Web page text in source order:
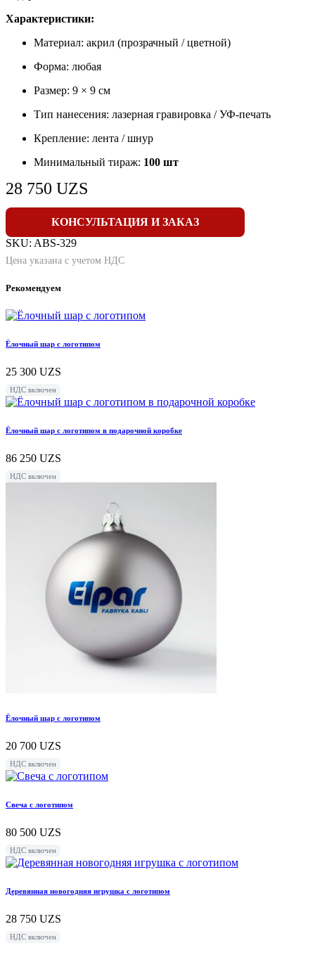
Характеристики:
Материал: акрил (прозрачный / цветной)
Форма: любая
Размер: 9 × 9 см
Тип нанесения: лазерная гравировка / УФ-печать
Крепление: лента / шнур
Минимальный тираж: 100 шт
28 750 UZS
КОНСУЛЬТАЦИЯ И ЗАКАЗ
SKU: ABS-329
Цена указана с учетом НДС
Рекомендуем
Ёлочный шар с логотипом
25 300 UZS
НДС включен
Ёлочный шар с логотипом в подарочной коробке
86 250 UZS
НДС включен
Ёлочный шар с логотипом
20 700 UZS
НДС включен
Свеча с логотипом
80 500 UZS
НДС включен
Деревянная новогодняя игрушка с логотипом
28 750 UZS
НДС включен